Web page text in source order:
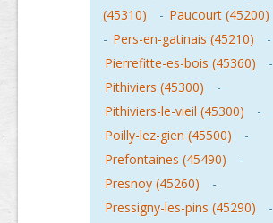
(45310)
- Paucourt (45200)
- Pers-en-gatinais (45210)
-
Pierrefitte-es-bois (45360)
-
Pithiviers (45300)
-
Pithiviers-le-vieil (45300)
-
Poilly-lez-gien (45500)
-
Prefontaines (45490)
-
Presnoy (45260)
-
Pressigny-les-pins (45290)
-